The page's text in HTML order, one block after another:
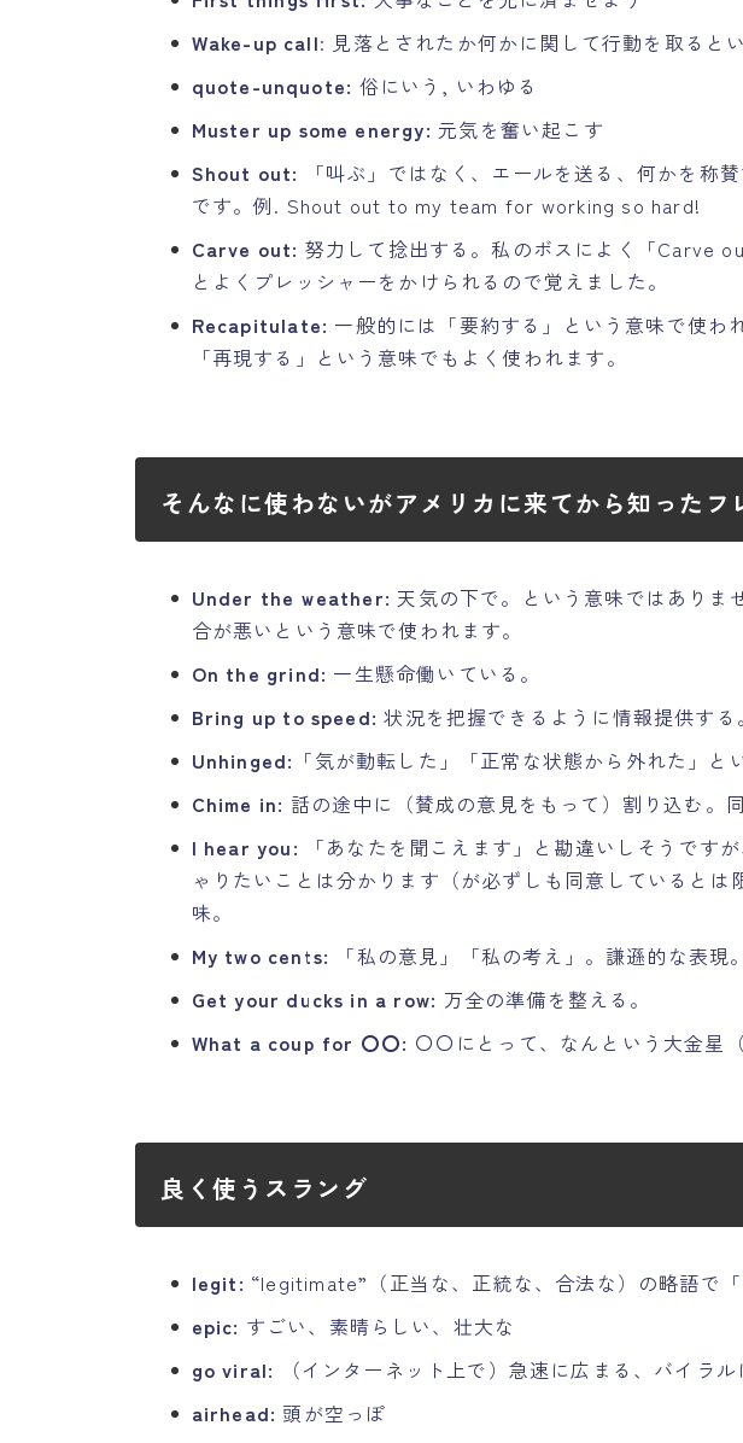
Wake-up call: 見落とされたか何かに関して行動を取ると
quote-unquote: 俗にいう, いわゆる
Muster up some energy: 元気を奮い起こす
Shout out:
「叫ぶ」ではなく、エールを送る、何かを称
です。例. Shout out to my team for working so hard!
Carve out: 努力して捻出する。私のボスによく「Carve
とよくプレッシャーをかけられるので覚えました。
Recapitulate: 一般的には「要約する」という意味で使わ
「再現する」という意味でもよく使われます。
そんなに使わないがアメリカに来てから知ったフ
Under the weather: 天気の下で。という意味ではありま
合が悪いという意味で使われます。
On the grind: 一生懸命働いている。
Bring up to speed: 状況を把握できるように情報提供する。
Unhinged: 「気が動転した」「正常な状態から外れた」と
Chime in: 話の途中に（賛成の意見をもって）割り込む。同
I hear you:
「あなたを聞こえます」と勘違いしそうです
ゃりたいことは分かります（が必ずしも同意しているとは
味。
My two cents: 「私の意見」「私の考え」。謙遜的な表現。
Get your ducks in a row: 万全の準備を整える。
What a coup for 〇〇: 〇〇にとって、なんという大金星
良く使うスラング
legit: “legitimate”（正当な、正統な、合法な）の略語で「
epic: すごい、素晴らしい、壮大な
go viral: （インターネット上で）急速に広まる、バイラル
airhead: 頭が空っぽ